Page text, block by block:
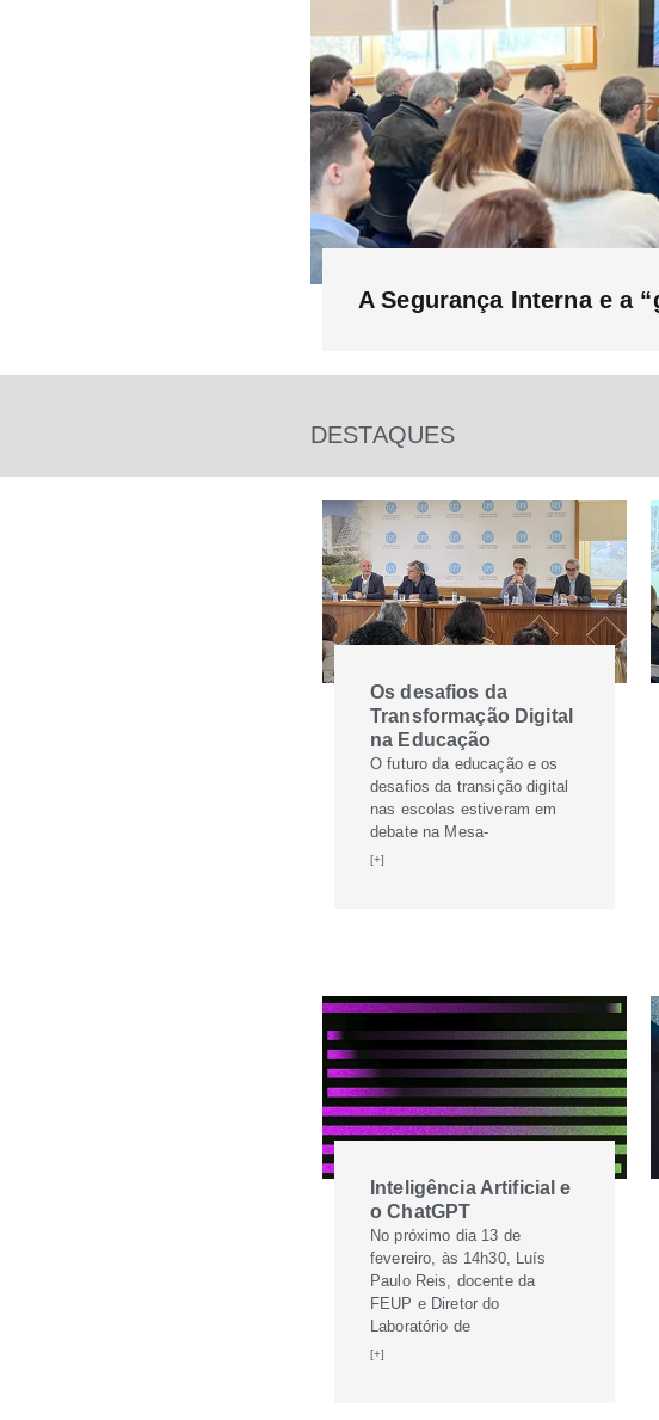
A Segurança Interna e a
DESTAQUES
Os desafios da
Transformação Digital
na Educação
O futuro da educação e os
desafios da transição digital
nas escolas estiveram em
debate na Mesa-
[+]
Inteligência Artificial e
o ChatGPT
No próximo dia 13 de
fevereiro, às 14h30, Luís
Paulo Reis, docente da
FEUP e Diretor do
Laboratório de
[+]